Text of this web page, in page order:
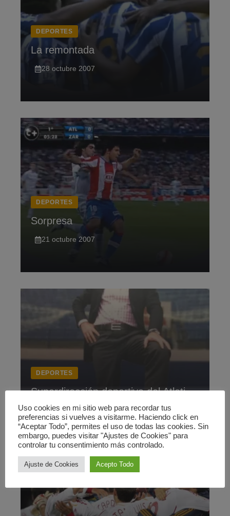
DEPORTES
La remontada
28 octubre 2007
DEPORTES
Sorpresa
21 octubre 2007
DEPORTES
Superdirección deportiva del Atleti
20 octubre 2007
Uso cookies en mi sitio web para recordar tus
preferencias si vuelves a visitarme. Haciendo click en
“Aceptar Todo”, permites el uso de todas las cookies. Sin
embargo, puedes visitar "Ajustes de Cookies" para
controlar tu consentimiento más controlado.
Ajuste de Cookies Acepto Todo